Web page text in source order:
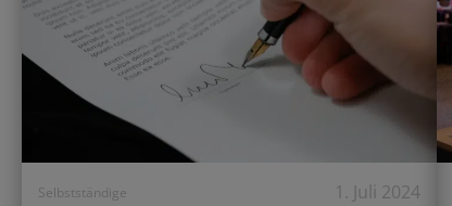
Selbstständige 1. Juli 2024